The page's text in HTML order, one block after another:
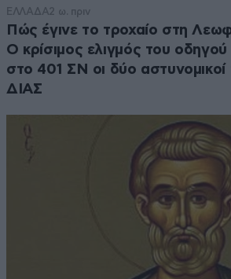
ΕΛΛΑΔΑ2 ω. πριν
Πώς έγινε το τροχαίο στη
Ο κρίσιμος ελιγμός του
στο 401 ΣΝ οι δύο
ΔΙΑΣ